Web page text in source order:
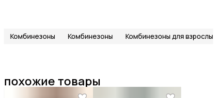
Комбинезоны Комбинезоны Комбинезоны для взрослых
похожие товары